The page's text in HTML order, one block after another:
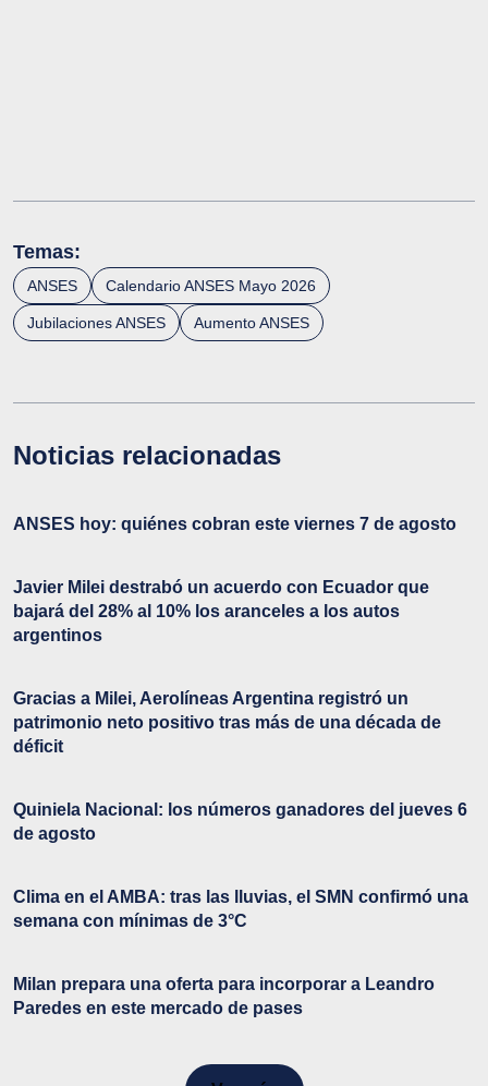
Temas:
ANSES Calendario ANSES Mayo 2026
Jubilaciones ANSES Aumento ANSES
Noticias relacionadas
ANSES hoy: quiénes cobran este viernes 7 de agosto
Javier Milei destrabó un acuerdo con Ecuador que
bajará del 28% al 10% los aranceles a los autos
argentinos
Gracias a Milei, Aerolíneas Argentina registró un
patrimonio neto positivo tras más de una década de
déficit
Quiniela Nacional: los números ganadores del jueves 6
de agosto
Clima en el AMBA: tras las lluvias, el SMN confirmó una
semana con mínimas de 3°C
Milan prepara una oferta para incorporar a Leandro
Paredes en este mercado de pases